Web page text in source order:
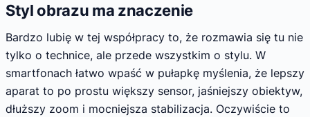
Styl obrazu ma znaczenie
Bardzo lubię w tej współpracy to, że rozmawia się tu nie
tylko o technice, ale przede wszystkim o stylu. W
smartfonach łatwo wpaść w pułapkę myślenia, że lepszy
aparat to po prostu większy sensor, jaśniejszy obiektyw,
dłuższy zoom i mocniejsza stabilizacja. Oczywiście to